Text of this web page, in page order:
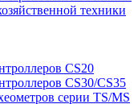
техники
CS20
CS30/CS35
серии TS/MS